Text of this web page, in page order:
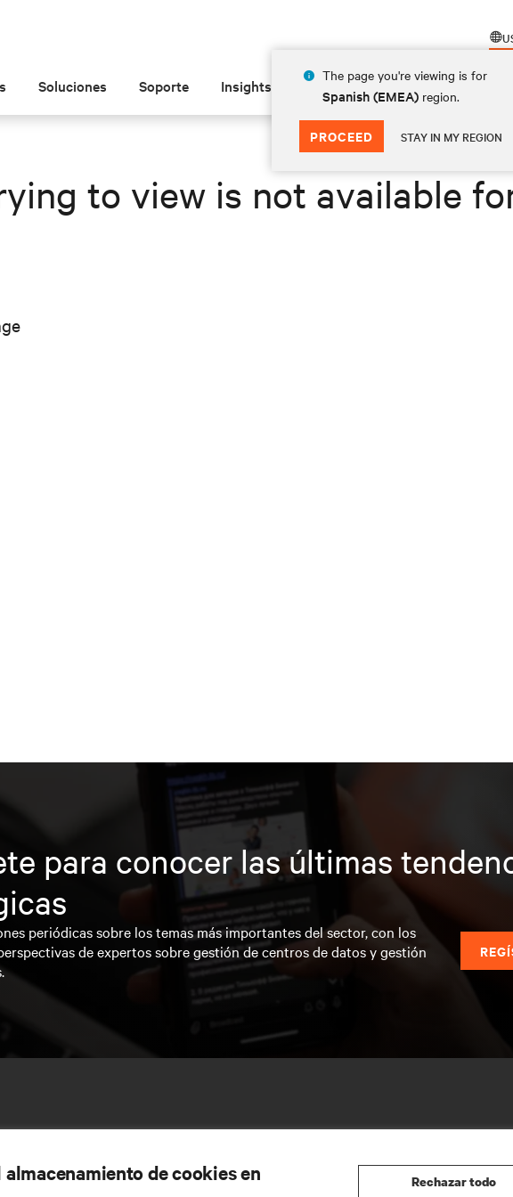
The page you're viewing is for
Spanish (EMEA) region.
PROCEED STAY IN MY REGION
Soluciones Soporte Insights Acerca de las
to view is not available
para conocer las últimas
periódicas sobre los temas más importantes del sector, con los
de expertos sobre gestión de centros de datos y gestión
de cookies en
Rechazar todo